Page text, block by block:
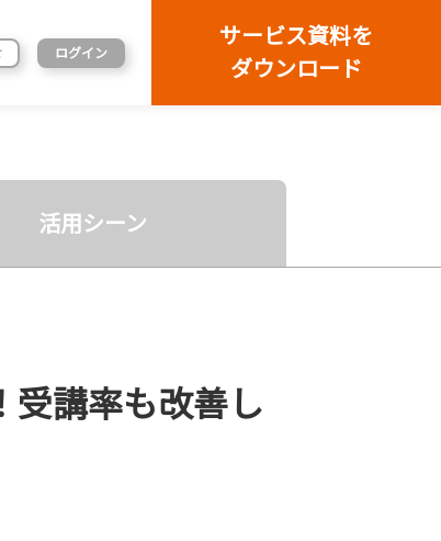
ログイン
サービス資料を
ダウンロード
活用シーン
受講率も改善し